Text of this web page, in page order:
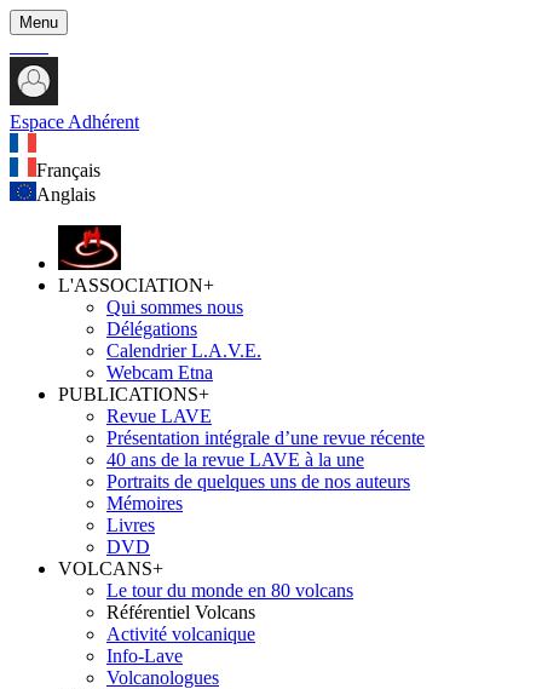
Menu
Espace Adhérent
Français
Anglais
L'ASSOCIATION+
Qui sommes nous
Délégations
Calendrier L.A.V.E.
Webcam Etna
PUBLICATIONS+
Revue LAVE
Présentation intégrale d’une revue récente
40 ans de la revue LAVE à la une
Portraits de quelques uns de nos auteurs
Mémoires
Livres
DVD
VOLCANS+
Le tour du monde en 80 volcans
Référentiel Volcans
Activité volcanique
Info-Lave
Volcanologues